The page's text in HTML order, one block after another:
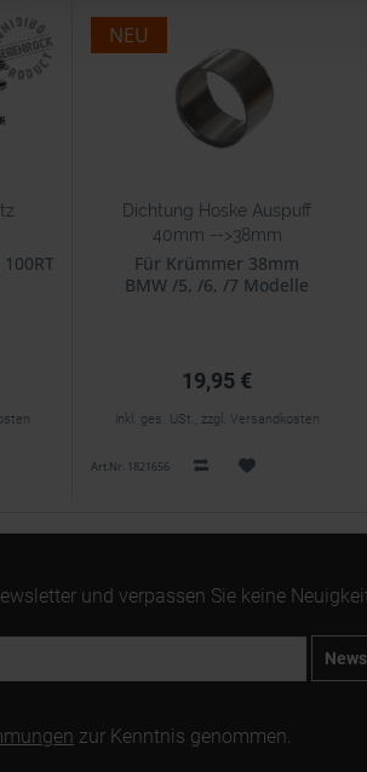
NEU
Dichtung Hoske Auspuff
40mm -->38mm
Für Krümmer 38mm
BMW /5, /6, /7 Modelle
19,95 €
inkl. ges. USt., zzgl. Versandkosten
Art.Nr. 1821656
und verpassen Sie keine
zur Kenntnis genommen.